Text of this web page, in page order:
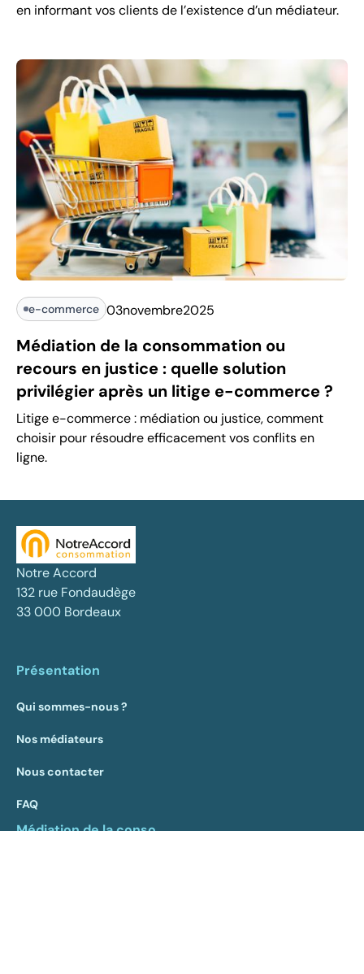
en informant vos clients de l’existence d’un médiateur.
e-commerce 03novembre2025
Médiation de la consommation ou
recours en justice : quelle solution
privilégier après un litige e-commerce ?
Litige e-commerce : médiation ou justice, comment
choisir pour résoudre efficacement vos conflits en
ligne.
Notre Accord
132 rue Fondaudège
33 000 Bordeaux
Présentation
Qui sommes-nous ?
Nos médiateurs
Nous contacter
FAQ
Médiation de la conso